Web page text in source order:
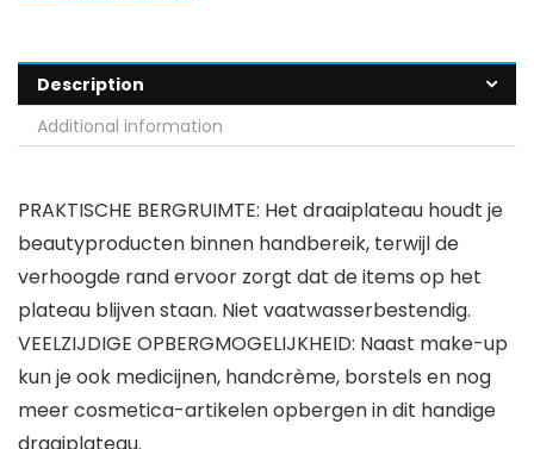
Description
Additional information
PRAKTISCHE BERGRUIMTE: Het draaiplateau houdt je
beautyproducten binnen handbereik, terwijl de
verhoogde rand ervoor zorgt dat de items op het
plateau blijven staan. Niet vaatwasserbestendig.
VEELZIJDIGE OPBERGMOGELIJKHEID: Naast make-up
kun je ook medicijnen, handcrème, borstels en nog
meer cosmetica-artikelen opbergen in dit handige